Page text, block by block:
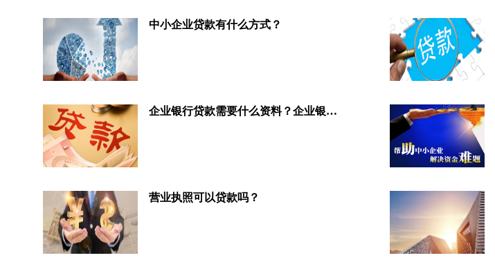
中小企业贷款有什么方式？
企业银行贷款需要什么资料？企业银行贷款需要什么条件呢
营业执照可以贷款吗？